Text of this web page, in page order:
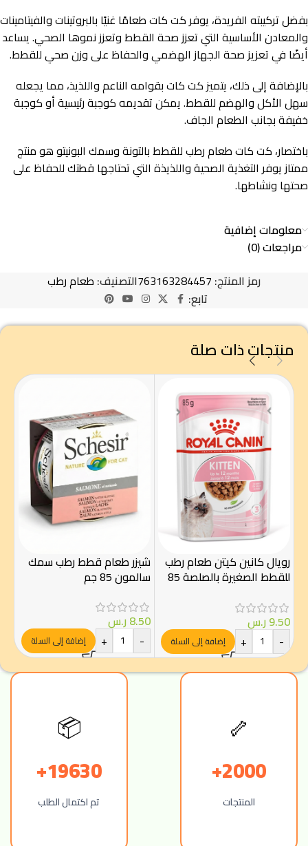
بفضل تركيبته الفريدة، يوفر كت كات طعامًا غنيًا بالبروتينات والفيتامينات
والمعادن الأساسية التي تعزز صحة القطط وتعزز نموها الصحي. يساعد
أيضًا في تعزيز صحة الجهاز الهضمي والحفاظ على وزن صحي للقطط.
بالإضافة إلى ذلك، يتميز كت كات بقوامه الناعم واللذيذ، مما يجعله
سهل الأكل والهضم للقطط. يمكن تقديمه كوجبة رئيسية أو كوجبة
خفيفة بجانب الطعام الجاف.
باختصار، كت كات طعام رطب للقطط بالتونة وسمك البونيتو هو منتج
ممتاز يوفر التغذية الصحية واللذيذة التي تحتاجها قطتك للحفاظ على
صحتها ونشاطها.
معلومات إضافية
مراجعات (0)
رمز المنتج: 763163284457التصنيف: طعام رطب
تابع:
منتجات ذات صلة
رويال كانين كيتن طعام رطب
للقطط الصغيرة بالصلصة 85
9.50ر.س
-
+ إضافة إلى السلة
شيزر طعام قطط رطب سمك
سالمون 85 جم
8.50ر.س
-
+ إضافة إلى السلة
🦴
2000+
المنتجات
📦
19630+
تم اكتمال الطلب